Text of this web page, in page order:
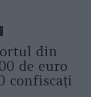
din
de euro
confiscați